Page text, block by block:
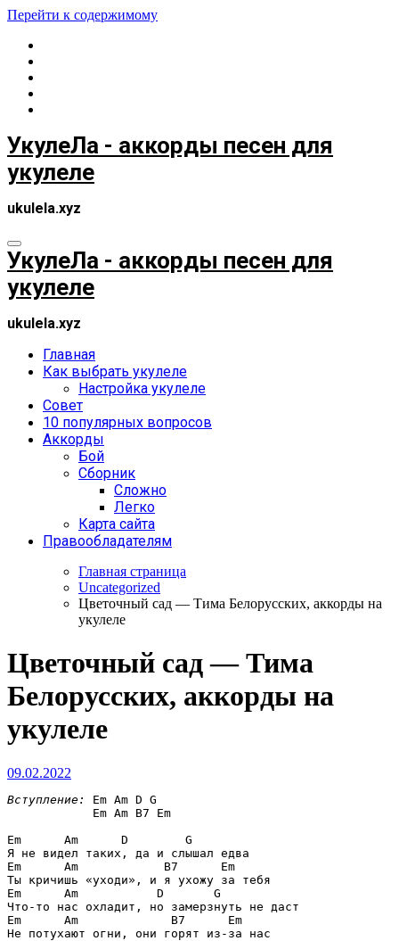
Перейти к содержимому
УкулеЛа - аккорды песен для
укулеле
ukulela.xyz
УкулеЛа - аккорды песен для
укулеле
ukulela.xyz
Главная
Как выбрать укулеле
Настройка укулеле
Совет
10 популярных вопросов
Аккорды
Бой
Сборник
Сложно
Легко
Карта сайта
Правообладателям
Главная страница
Uncategorized
Цветочный сад — Тима Белорусских, аккорды на
укулеле
Цветочный сад — Тима
Белорусских, аккорды на
укулеле
09.02.2022
Вступление:
Em Am D G
            Em Am B7 Em
Em      Am      D        G
Em      Am            B7      Em
Em      Am           D       G
Em      Am             B7      Em
Не потухают огни, они горят из-за нас